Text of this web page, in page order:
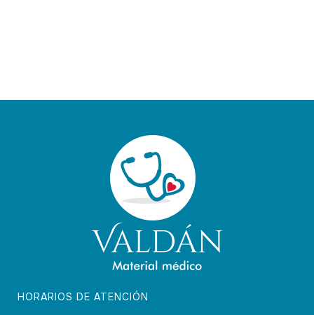
HORARIOS DE ATENCIÓN